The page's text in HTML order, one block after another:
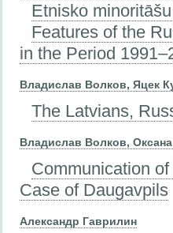
Etnisko
Features of the
in the Period
Владислав Волков, Яцек
The Latvians,
Владислав Волков,
Communication
Case of Daugavpils
Александр Гаврилин